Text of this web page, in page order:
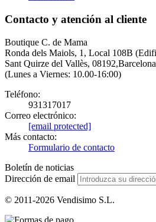
Contacto y atención al cliente
Boutique C. de Mama
Ronda dels Maiols, 1, Local 108B
Sant Quirze del Vallès, 08192,Barcelona
(Lunes a Viernes: 10.00-16:00)
Teléfono:
931317017
Correo electrónico:
[email protected]
Más contacto:
Formulario de contacto
Boletín de noticias
Dirección de email
© 2011-2026 Vendisimo S.L.